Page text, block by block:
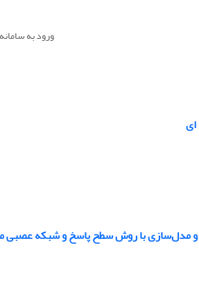
ورود به سامانه
و مدل‌سازی با روش سطح پاسخ و شبکه